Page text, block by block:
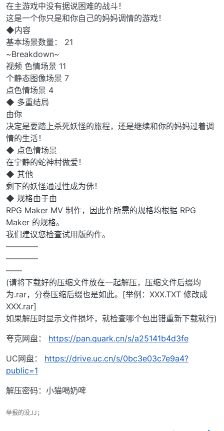
在主游戏中没有据说困难的战斗！
这是一个你只是和你自己的妈妈调情的游戏！
◆内容
基本场景数量： 21
~Breakdown~
视频 色情场景 11
个静态图像场景 7
点色情场景 4
◆ 多重结局
由你
决定是要踏上杀死妖怪的旅程，还是继续和你的妈妈过着调
情的生活！
◆ 点色情场景
在宁静的蛇神村做爱！
◆ 其他
剩下的妖怪通过性成为佛！
◆ 规格由于由
RPG Maker MV 制作，因此作所需的规格均根据 RPG
Maker 的规格。
我们建议您检查试用版的作。
————
————
——
(请将下载好的压缩文件放在一起解压，压缩文件后缀均
为.rar，分卷压缩后缀也是如此。[举例：XXX.TXT 修改成
XXX.rar]
如果解压时显示文件损坏，就检查哪个包出错重新下载就行)
夸克网盘： https://pan.quark.cn/s/a25141b4d3fe
UC网盘： https://drive.uc.cn/s/0bc3e03c7e9a4?
public=1
解压密码：小猫喝奶啤
举报的没JJ；